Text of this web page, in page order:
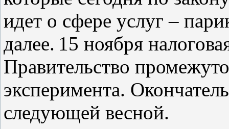
идет о сфере услуг –
далее. 15 ноября
Правительство
эксперимента.
следующей весной.